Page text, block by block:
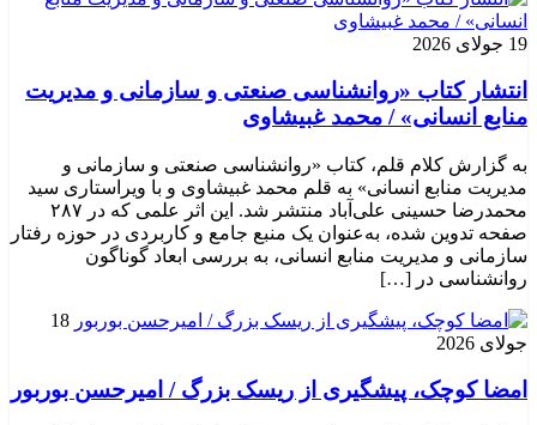
19 جولای 2026
انتشار کتاب «روانشناسی صنعتی و سازمانی و مدیریت
منابع انسانی» / محمد غبیشاوی
به گزارش کلام قلم، کتاب «روانشناسی صنعتی و سازمانی و
مدیریت منابع انسانی» به قلم محمد غبیشاوی و با ویراستاری سید
محمدرضا حسینی علی‌آباد منتشر شد. این اثر علمی که در ۲۸۷
صفحه تدوین شده، به‌عنوان یک منبع جامع و کاربردی در حوزه رفتار
سازمانی و مدیریت منابع انسانی، به بررسی ابعاد گوناگون
روانشناسی در […]
18
جولای 2026
امضا کوچک، پیشگیری از ریسک بزرگ / امیرحسن بوربور